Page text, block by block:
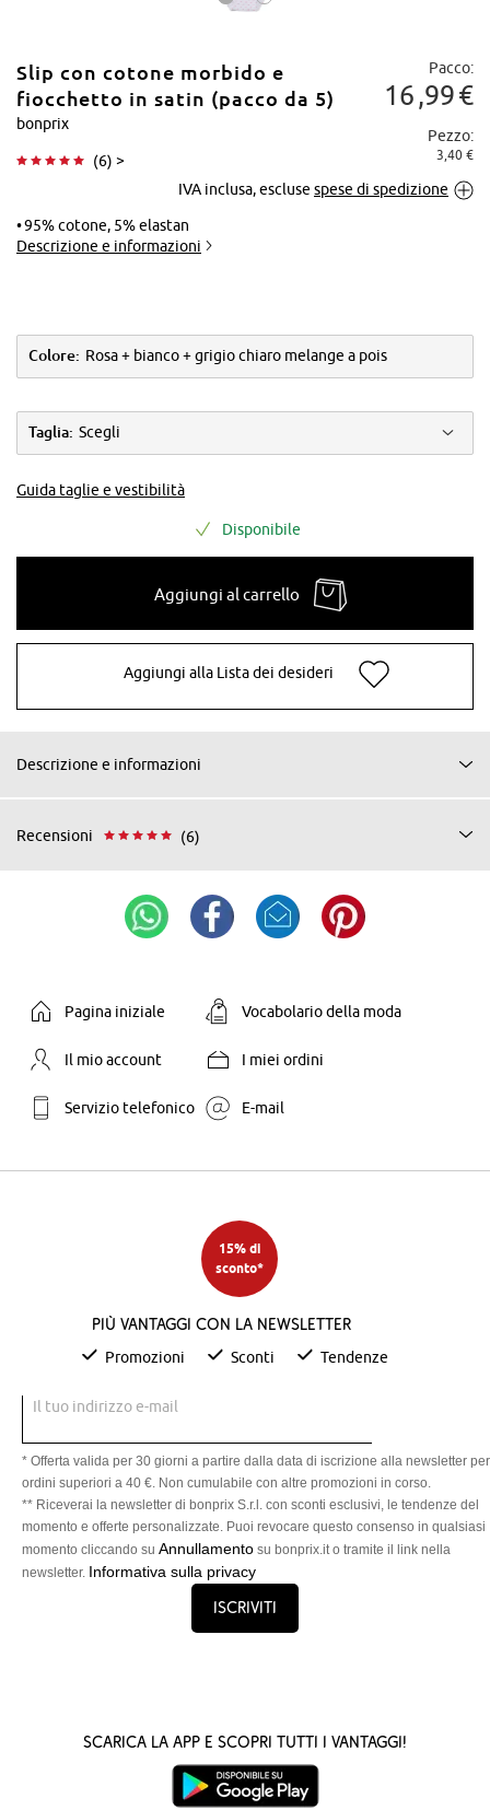
ingrandire
Slip con cotone morbido e
fiocchetto in satin (pacco da 5)
bonprix
(6) >
Pacco:
16 99€
Pezzo:
3,40 €
IVA inclusa, escluse spese di spedizione
95% cotone, 5% elastan
Descrizione e informazioni
Colore: Rosa + bianco + grigio chiaro melange a pois
Taglia: Scegli
Guida taglie e vestibilità
Disponibile
Aggiungi al carrello
Aggiungi alla Lista dei desideri
Descrizione e informazioni
Recensioni (6)
Pagina iniziale Vocabolario della moda
Il mio account I miei ordini
Servizio telefonico E-mail
15% di
sconto*
Più vantaggi con la newsletter
Promozioni Sconti Tendenze
Il tuo indirizzo e-mail
* Offerta valida per 30 giorni a partire dalla data di iscrizione alla newsletter per
ordini superiori a 40 €. Non cumulabile con altre promozioni in corso.
** Riceverai la newsletter di bonprix S.r.l. con sconti esclusivi, le tendenze del
momento e offerte personalizzate. Puoi revocare questo consenso in qualsiasi
momento cliccando su Annullamento su bonprix.it o tramite il link nella
newsletter. Informativa sulla privacy
Iscriviti
Scarica la App e scopri tutti i vantaggi!